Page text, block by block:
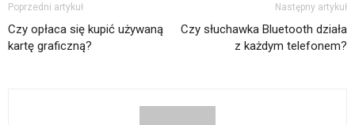
Poprzedni artykuł
Czy opłaca się kupić używaną
kartę graficzną?
Następny artykuł
Czy słuchawka Bluetooth działa
z każdym telefonem?